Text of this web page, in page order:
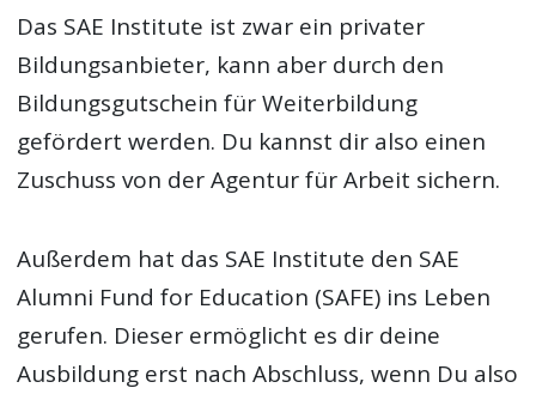
Das SAE Institute ist zwar ein privater
Bildungsanbieter, kann aber durch den
Bildungsgutschein für Weiterbildung
gefördert werden. Du kannst dir also einen
Zuschuss von der Agentur für Arbeit sichern.
Außerdem hat das SAE Institute den SAE
Alumni Fund for Education (SAFE) ins Leben
gerufen. Dieser ermöglicht es dir deine
Ausbildung erst nach Abschluss, wenn Du also